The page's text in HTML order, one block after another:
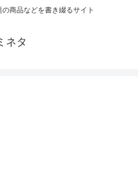
商品などを書き綴るサイト
ネタ